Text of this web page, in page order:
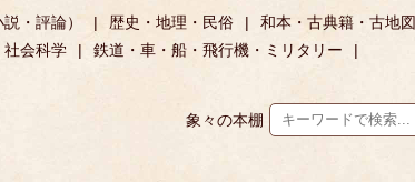
・評論） 歴史・地理・民俗
和本・古典籍・古地図
社会科学
鉄道・車・船・飛行機・ミリタリー
象々の本棚